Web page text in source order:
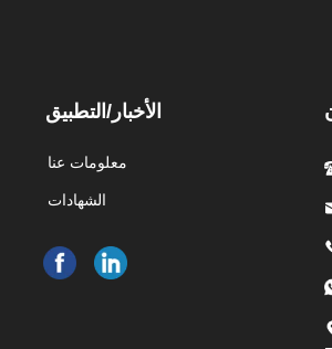
الأخبار/التطبيق
معلومات عنا
الشهادات